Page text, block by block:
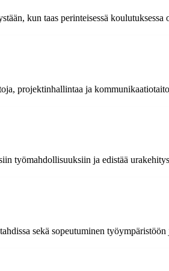
kun taas perinteisessä
projektinhallintaa ja
työmahdollisuuksiin ja edistää
sekä sopeutuminen